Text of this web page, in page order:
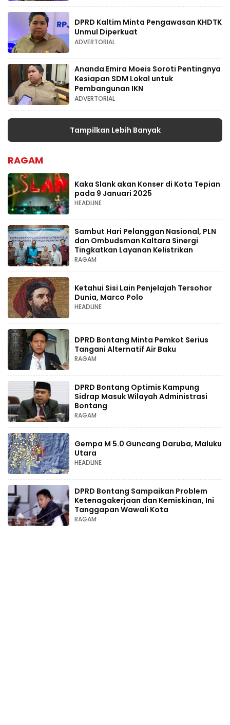
DPRD Kaltim Minta Pengawasan KHDTK
Unmul Diperkuat
ADVERTORIAL
Ananda Emira Moeis Soroti Pentingnya
Kesiapan SDM Lokal untuk
Pembangunan IKN
ADVERTORIAL
Tampilkan Lebih Banyak
RAGAM
Kaka Slank akan Konser di Kota Tepian
pada 9 Januari 2025
HEADLINE
Sambut Hari Pelanggan Nasional, PLN
dan Ombudsman Kaltara Sinergi
Tingkatkan Layanan Kelistrikan
RAGAM
Ketahui Sisi Lain Penjelajah Tersohor
Dunia, Marco Polo
HEADLINE
DPRD Bontang Minta Pemkot Serius
Tangani Alternatif Air Baku
RAGAM
DPRD Bontang Optimis Kampung
Sidrap Masuk Wilayah Administrasi
Bontang
RAGAM
Gempa M 5.0 Guncang Daruba, Maluku
Utara
HEADLINE
DPRD Bontang Sampaikan Problem
Ketenagakerjaan dan Kemiskinan, Ini
Tanggapan Wawali Kota
RAGAM